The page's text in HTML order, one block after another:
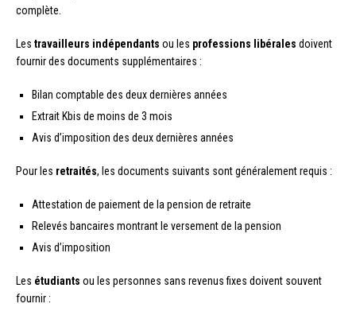
complète.
Les travailleurs indépendants ou les professions libérales doivent
fournir des documents supplémentaires :
Bilan comptable des deux dernières années
Extrait Kbis de moins de 3 mois
Avis d’imposition des deux dernières années
Pour les retraités, les documents suivants sont généralement requis :
Attestation de paiement de la pension de retraite
Relevés bancaires montrant le versement de la pension
Avis d’imposition
Les étudiants ou les personnes sans revenus fixes doivent souvent
fournir :